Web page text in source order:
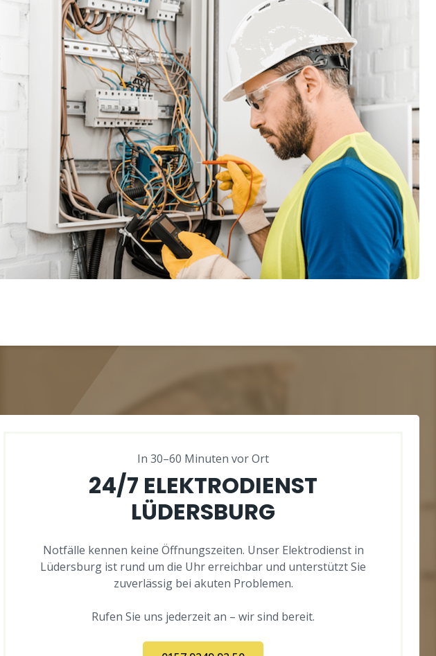
In 30–60 Minuten vor Ort
24/7 ELEKTRODIENST
LÜDERSBURG
Notfälle kennen keine Öffnungszeiten. Unser Elektrodienst in
Lüdersburg ist rund um die Uhr erreichbar und unterstützt Sie
zuverlässig bei akuten Problemen.
Rufen Sie uns jederzeit an – wir sind bereit.